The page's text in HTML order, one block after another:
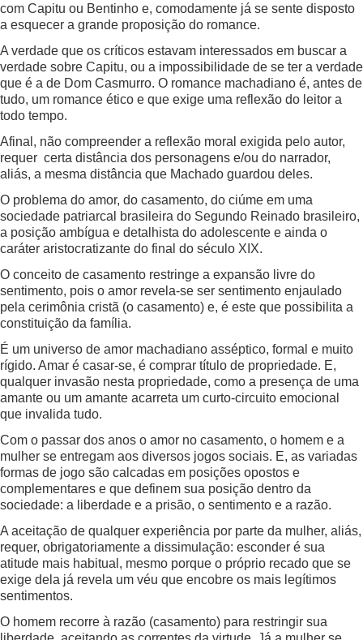
com Capitu ou Bentinho e, comodamente já se sente disposto
a esquecer a grande proposição do romance.
A verdade que os críticos estavam interessados em buscar a
verdade sobre Capitu, ou a impossibilidade de se ter a verdade
que é a de Dom Casmurro. O romance machadiano é, antes de
tudo, um romance ético e que exige uma reflexão do leitor a
todo tempo.
Afinal, não compreender a reflexão moral exigida pelo autor,
requer certa distância dos personagens e/ou do narrador,
aliás, a mesma distância que Machado guardou deles.
O problema do amor, do casamento, do ciúme em uma
sociedade patriarcal brasileira do Segundo Reinado brasileiro,
a posição ambígua e detalhista do adolescente e ainda o
caráter aristocratizante do final do século XIX.
O conceito de casamento restringe a expansão livre do
sentimento, pois o amor revela-se ser sentimento enjaulado
pela cerimônia cristã (o casamento) e, é este que possibilita a
constituição da família.
É um universo de amor machadiano asséptico, formal e muito
rígido. Amar é casar-se, é comprar título de propriedade. E,
qualquer invasão nesta propriedade, como a presença de uma
amante ou um amante acarreta um curto-circuito emocional
que invalida tudo.
Com o passar dos anos o amor no casamento, o homem e a
mulher se entregam aos diversos jogos sociais. E, as variadas
formas de jogo são calcadas em posições opostos e
complementares e que definem sua posição dentro da
sociedade: a liberdade e a prisão, o sentimento e a razão.
A aceitação de qualquer experiência por parte da mulher, aliás,
requer, obrigatoriamente a dissimulação: esconder é sua
atitude mais habitual, mesmo porque o próprio recado que se
exige dela já revela um véu que encobre os mais legítimos
sentimentos.
O homem recorre à razão (casamento) para restringir sua